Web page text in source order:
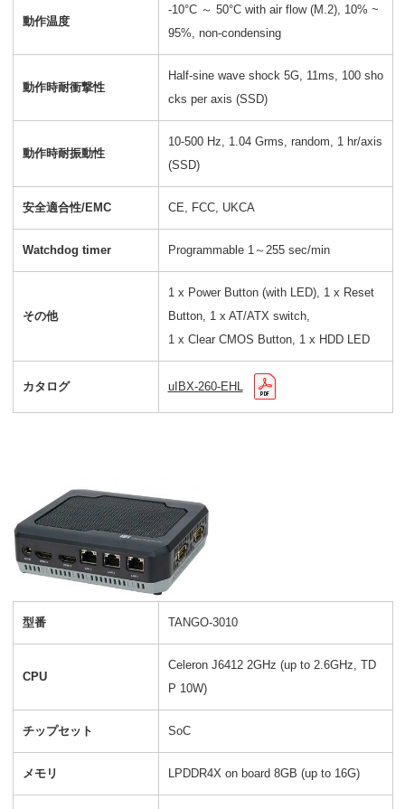
動作温度
-10°C ～ 50°C with air flow (M.2), 10% ~
95%, non-condensing
動作時耐衝撃性
Half-sine wave shock 5G, 11ms, 100 sho
cks per axis (SSD)
動作時耐振動性
10-500 Hz, 1.04 Grms, random, 1 hr/axis
(SSD)
安全適合性/EMC CE, FCC, UKCA
Watchdog timer Programmable 1～255 sec/min
その他
1 x Power Button (with LED), 1 x Reset
Button, 1 x AT/ATX switch,
1 x Clear CMOS Button, 1 x HDD LED
カタログ uIBX-260-EHL
型番 TANGO-3010
CPU
Celeron J6412 2GHz (up to 2.6GHz, TD
P 10W)
チップセット SoC
メモリ LPDDR4X on board 8GB (up to 16G)